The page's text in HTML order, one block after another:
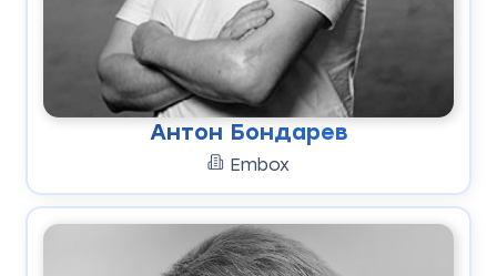
Антон Бондарев
Embox